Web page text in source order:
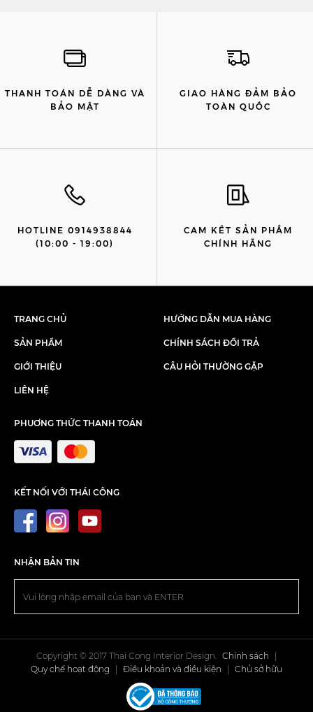
THANH TOÁN DỄ DÀNG VÀ
BẢO MẬT
GIAO HÀNG ĐẢM BẢO
TOÀN QUỐC
HOTLINE 0914938844
(10:00 - 19:00)
CAM KẾT SẢN PHẨM
CHÍNH HÃNG
TRANG CHỦ
SẢN PHẨM
GIỚI THIỆU
LIÊN HỆ
HƯỚNG DẪN MUA HÀNG
CHÍNH SÁCH ĐỔI TRẢ
CÂU HỎI THƯỜNG GẶP
PHUƠNG THỨC THANH TOÁN
KẾT NỐI VỚI THÁI CÔNG
NHẬN BẢN TIN
Copyright © 2017 Thai Cong Interior Design. Chính sách
Quy chế hoạt động
Điều khoản và điều kiện Chủ sở hữu